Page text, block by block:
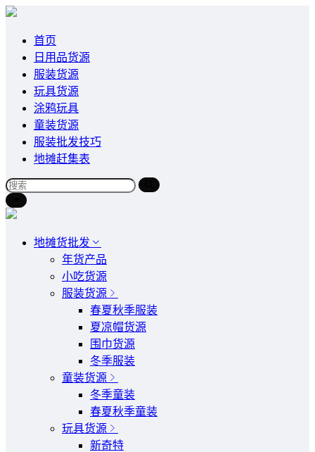
首页
日用品货源
服装货源
玩具货源
涂鸦玩具
童装货源
服装批发技巧
地摊赶集表
地摊货批发
年货产品
小吃货源
服装货源
春夏秋季服装
夏凉帽货源
围巾货源
冬季服装
童装货源
冬季童装
春夏秋季童装
玩具货源
新奇特